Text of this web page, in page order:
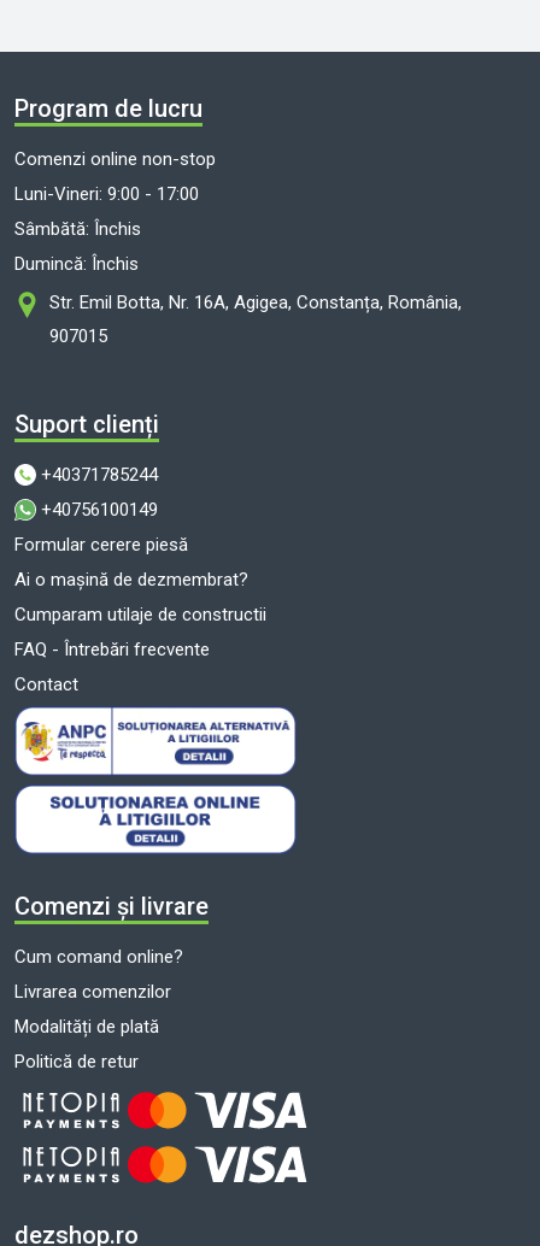
Program de lucru
Comenzi online non-stop
Luni-Vineri: 9:00 - 17:00
Sâmbătă: Închis
Dumincă: Închis
Str. Emil Botta, Nr. 16A, Agigea, Constanța, România,
907015
Suport clienți
+40371785244
+40756100149
Formular cerere piesă
Ai o mașină de dezmembrat?
Cumparam utilaje de constructii
FAQ - Întrebări frecvente
Contact
Comenzi și livrare
Cum comand online?
Livrarea comenzilor
Modalități de plată
Politică de retur
dezshop.ro